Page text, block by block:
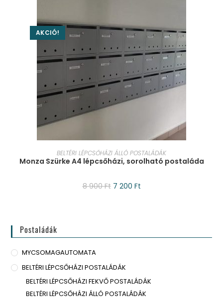
AKCIÓ!
KOSÁRBA TESZEM
BELTÉRI LÉPCSŐHÁZI ÁLLÓ POSTALÁDÁK
Monza Szürke A4 lépcsőházi, sorolható postaláda
8 900Ft 7 200 Ft
Postaládák
MYCSOMAGAUTOMATA
BELTÉRI LÉPCSŐHÁZI POSTALÁDÁK
BELTÉRI LÉPCSŐHÁZI FEKVŐ POSTALÁDÁK
BELTÉRI LÉPCSŐHÁZI ÁLLÓ POSTALÁDÁK